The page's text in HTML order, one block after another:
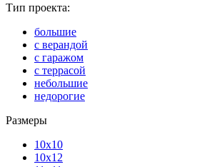
Тип проекта:
большие
с верандой
с гаражом
с террасой
небольшие
недорогие
Размеры
10x10
10x12